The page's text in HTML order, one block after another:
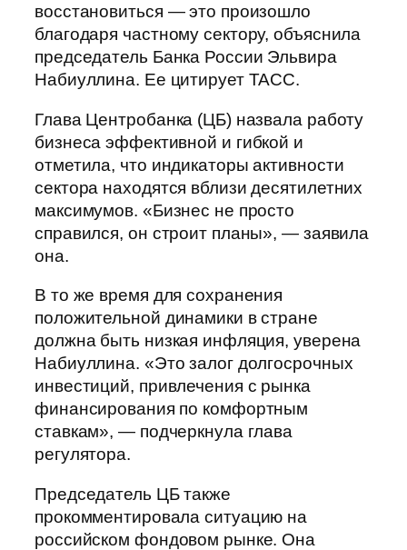
восстановиться — это произошло
благодаря частному сектору, объяснила
председатель Банка России Эльвира
Набиуллина. Ее цитирует ТАСС.
Глава Центробанка (ЦБ) назвала работу
бизнеса эффективной и гибкой и
отметила, что индикаторы активности
сектора находятся вблизи десятилетних
максимумов. «Бизнес не просто
справился, он строит планы», — заявила
она.
В то же время для сохранения
положительной динамики в стране
должна быть низкая инфляция, уверена
Набиуллина. «Это залог долгосрочных
инвестиций, привлечения с рынка
финансирования по комфортным
ставкам», — подчеркнула глава
регулятора.
Председатель ЦБ также
прокомментировала ситуацию на
российском фондовом рынке. Она